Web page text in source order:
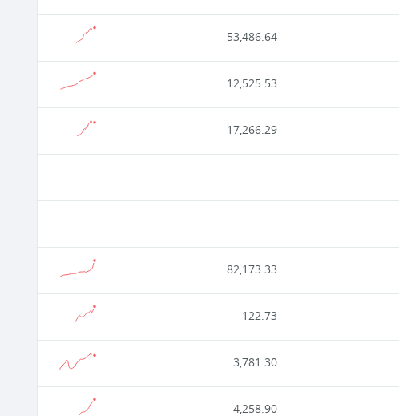
53,486.64
12,525.53
17,266.29
82,173.33
122.73
3,781.30
4,258.90